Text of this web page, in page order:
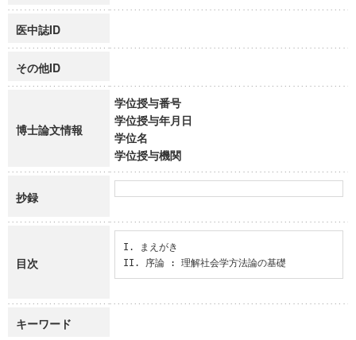
医中誌ID
その他ID
博士論文情報
学位授与番号
学位授与年月日
学位名
学位授与機関
抄録
目次
I. まえがき
II. 序論 : 理解社会学方法論の基礎
キーワード